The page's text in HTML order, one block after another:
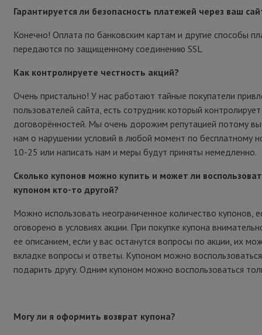
Гарантируется ли безопасность платежей через ваш
Конечно! Оплата по банковским картам и другие способы
передаются по защищенному соединению SSL
Как контролируете честность акций?
Очень пристально! У нас работают тайные покупатели
пользователей сайта, есть сотрудник который
договорённостей. Мы очень дорожим репутацией потому
нам о нарушении условий в любой момент по бесплатному
10-25 или написать нам и меры будут приняты немедленно.
Сколько купонов можно купить и может ли
купоном кто-то другой?
Можно использовать неограниченное количество купонов,
оговорено в условиях акции. При покупке купона
ее описанием, если у вас останутся вопросы по акции, их
вкладке вопросы и ответы. Купоном можно
подарить другу. Одним купоном можно воспользоваться
Могу ли я оформить возврат купона?